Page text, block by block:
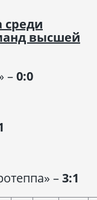
среди
высшей
–0:0
–3:1